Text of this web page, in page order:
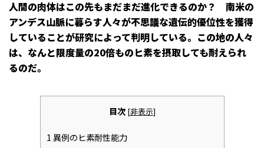
人間の肉体はこの先もまだまだ進化できるのか？ 南米の
アンデス山脈に暮らす人々が不思議な遺伝的優位性を獲得
していることが研究によって判明している。この地の人々
は、なんと限度量の20倍ものヒ素を摂取しても耐えられ
るのだ。
目次 [非表示]
1異例のヒ素耐性能力